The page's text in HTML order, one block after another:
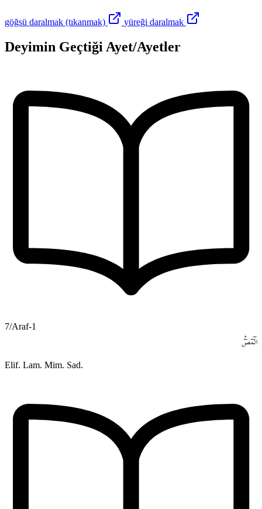
göğsü daralmak (tıkanmak) yüreği daralmak
Deyimin Geçtiği Ayet/Ayetler
7/Araf-1
الٓمٓصٓۜ
Elif. Lam. Mim. Sad.